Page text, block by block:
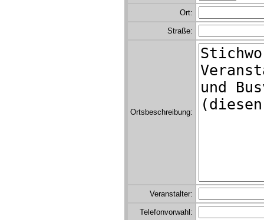
Ort:
Straße:
Ortsbeschreibung:
Veranstalter:
Telefonvorwahl: